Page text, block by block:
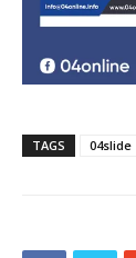
TAGS 04slide